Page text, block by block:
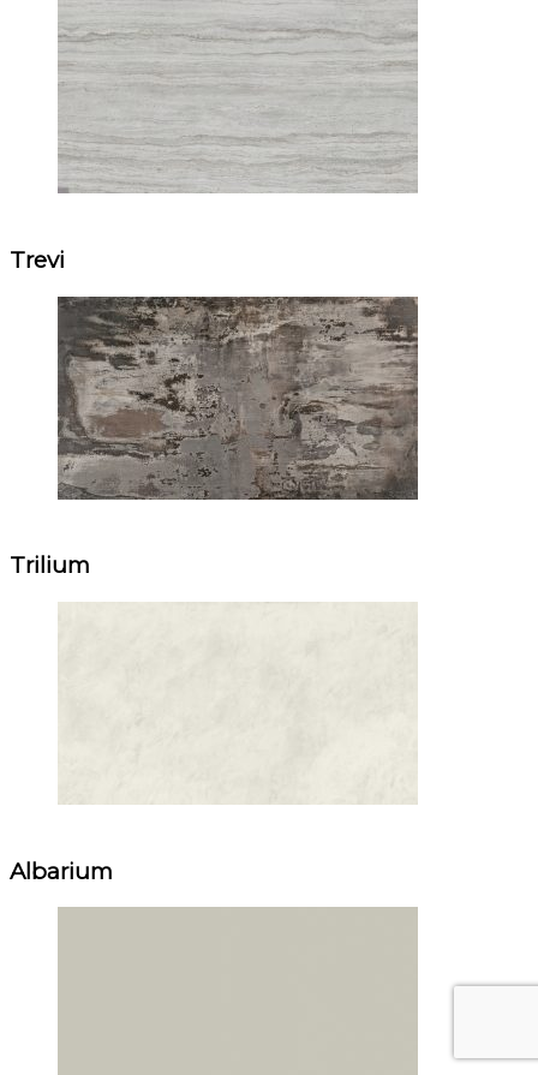
Trevi
Trilium
Albarium